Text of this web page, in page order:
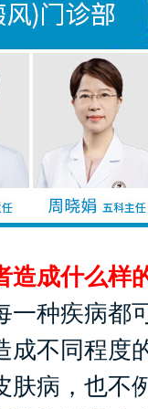
成什么样
一种疾病都
成不同程度
肤病，也不